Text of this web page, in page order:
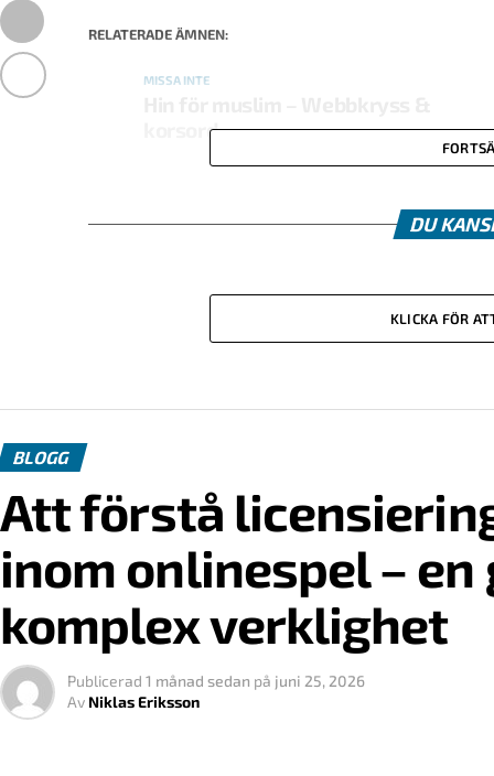
RELATERADE ÄMNEN:
MISSA INTE
korsord
DU
KLICKA FÖR
BLOGG
Att förstå
inom onlinespel –
komplex verklighet
Publicerad 1 månad sedan på juni 25, 2026
Av Niklas Eriksson